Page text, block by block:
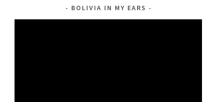
BOLIVIA IN MY EARS